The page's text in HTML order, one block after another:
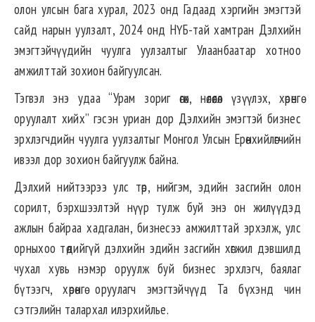
олон улсын бага хурал, 2023 онд Гадаад хэргийн эмэгтэй
сайд нарын уулзалт, 2024 онд НҮБ-тай хамтран Дэлхийн
эмэгтэйчүүдийн чуулга уулзалтыг Улаанбаатар хотноо
амжилттай зохион байгуулсан.
Тэгвэл энэ удаа “Урам зориг өгөх, нөлөөлөл үзүүлэх, хөрөнгө
оруулалт хийх” гэсэн уриан дор Дэлхийн эмэгтэй бизнес
эрхлэгчдийн чуулга уулзалтыг Монгол Улсын Ерөнхийлөгчийн
ивээл дор зохион байгуулж байна.
Дэлхий нийтээрээ улс төр, нийгэм, эдийн засгийн олон
сорилт, бэрхшээлтэй нүүр тулж буй энэ он жилүүдэд
ажлын байраа хадгалан, бизнесээ амжилттай эрхэлж, улс
орныхоо төдийгүй дэлхийн эдийн засгийн хөгжил дэвшилд
чухал хувь нэмэр оруулж буй бизнес эрхлэгч, баялаг
бүтээгч, хөрөнгө оруулагч эмэгтэйчүүд Та бүхэнд чин
сэтгэлийн талархал илэрхийлье.